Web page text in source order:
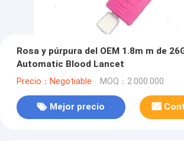
Rosa y púrpura del OEM 1.8m m de
Automatic Blood Lancet
Precio：Negotiable MOQ：2.000.000
Mejor precio